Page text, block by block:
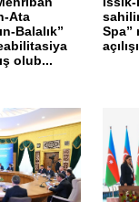
Ata
Balalık”
olub...
Spa”